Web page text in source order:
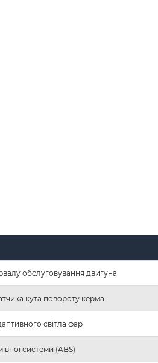
обслуговування двигуна
кута повороту керма
світла фар
системи (ABS)